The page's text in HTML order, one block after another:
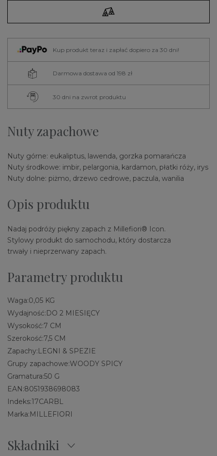
Kup produkt teraz i zapłać dopiero za 30 dni!
Darmowa dostawa od 198 zł
30 dni na zwrot produktu
Nuty zapachowe
Nuty górne: eukaliptus, lawenda, gorzka pomarańcza
Nuty środkowe: imbir, pelargonia, kardamon, płatki róży, irys
Nuty dolne: piżmo, drzewo cedrowe, paczula, wanilia
Opis produktu
Nadaj podróży piękny zapach z Millefiori® Icon.
Stylowy produkt do samochodu, który dostarcza
trwały i nieprzerwany zapach.
Parametry produktu
Waga:0,05 KG
Wydajność:DO 2 MIESIĘCY
Wysokość:7 CM
Szerokość:7,5 CM
Zapachy:LEGNI & SPEZIE
Grupy zapachowe:WOODY SPICY
Gramatura:50 G
EAN:8051938698083
Indeks:17CARBL
Marka:MILLEFIORI
Składniki